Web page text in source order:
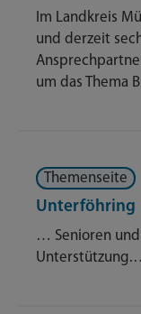
Im Landkreis
und derzeit
um das Thema
Themenseite
Unterföhring
… Senioren